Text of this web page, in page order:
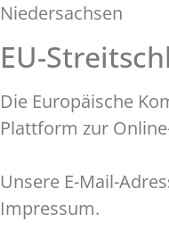
Niedersachsen
EU-
Die Europäische
Plattform zur
Unsere E-Mail-
Impressum.